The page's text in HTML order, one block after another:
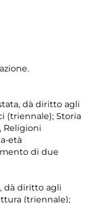
dà diritto agli
(triennale); Storia
Religioni
età
di due
dà diritto agli
(triennale);